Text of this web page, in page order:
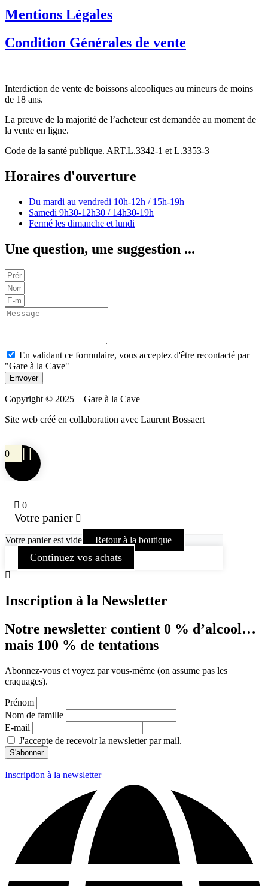
Mentions Légales
Condition Générales de vente
Interdiction de vente de boissons alcooliques au mineurs de moins
de 18 ans.
La preuve de la majorité de l’acheteur est demandée au moment de
la vente en ligne.
Code de la santé publique. ART.L.3342-1 et L.3353-3
Horaires d'ouverture
Du mardi au vendredi 10h-12h / 15h-19h
Samedi 9h30-12h30 / 14h30-19h
Fermé les dimanche et lundi
Une question, une suggestion ...
En validant ce formulaire, vous acceptez d'être recontacté par
"Gare à la Cave"
Envoyer
Copyright © 2025 – Gare à la Cave
Site web créé en collaboration avec Laurent Bossaert
0
0
Votre panier
Votre panier est vide Retour à la boutique
Continuez vos achats
Inscription à la Newsletter
Notre newsletter contient 0 % d’alcool…
mais 100 % de tentations
Abonnez-vous et voyez par vous-même (on assume pas les
craquages).
Prénom
Nom de famille
E-mail
J'accepte de recevoir la newsletter par mail.
Inscription à la newsletter